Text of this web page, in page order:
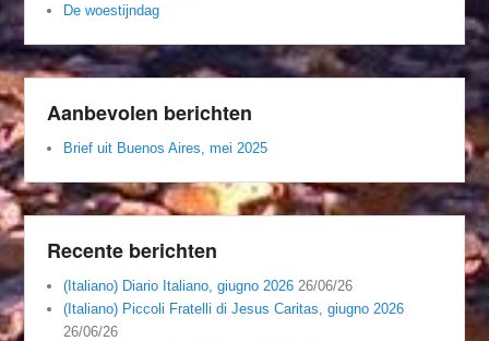
De woestijndag
Aanbevolen berichten
Brief uit Buenos Aires, mei 2025
Recente berichten
(Italiano) Diario Italiano, giugno 2026 26/06/26
(Italiano) Piccoli Fratelli di Jesus Caritas, giugno 2026
26/06/26